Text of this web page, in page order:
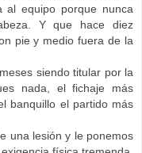
al equipo porque nunca
Y que hace diez
pie y medio fuera de la
siendo titular por la
nada, el fichaje más
banquillo el partido más
una lesión y le ponemos